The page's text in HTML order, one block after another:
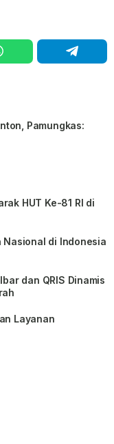
Pamungkas:
HUT Ke-81 RI di
Nasional di Indonesia
dan QRIS Dinamis
Layanan